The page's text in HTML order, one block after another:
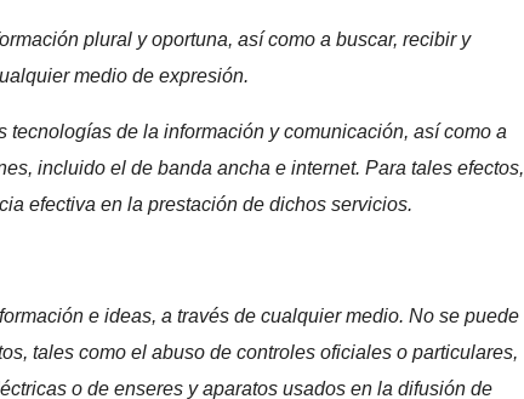
plural y oportuna, así como a buscar, recibir y
medio de expresión.
de la información y comunicación, así como a
incluido el de banda ancha e internet. Para tales efectos,
efectiva en la prestación de dichos servicios.
e ideas, a través de cualquier medio. No se puede
tales como el abuso de controles oficiales o particulares,
o de enseres y aparatos usados en la difusión de